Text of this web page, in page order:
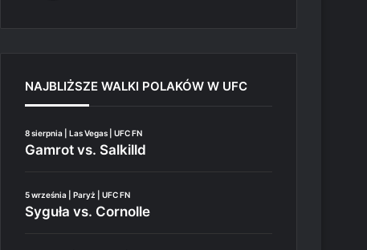
NAJBLIŻSZE WALKI POLAKÓW W UFC
8 sierpnia | Las Vegas | UFC FN
Gamrot vs. Salkilld
5 września | Paryż | UFC FN
Syguła vs. Cornolle